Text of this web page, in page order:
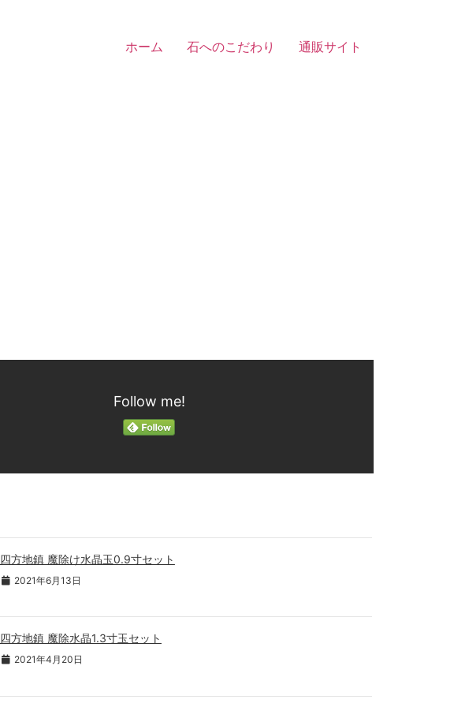
ホーム 石へのこだわり 通販サイト
Follow me!
四方地鎮 魔除け水晶玉0.9寸セット
2021年6月13日
四方地鎮 魔除水晶1.3寸玉セット
2021年4月20日